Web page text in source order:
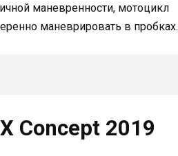
маневренности, мотоцикл
маневрировать в пробках.
Concept 2019